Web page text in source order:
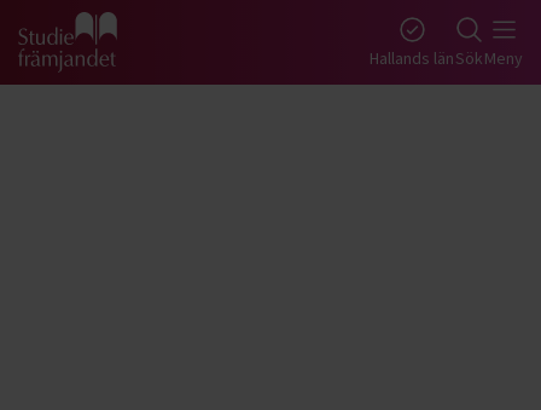
Gå till studiefrämjandets startsida Hallands länSökMeny